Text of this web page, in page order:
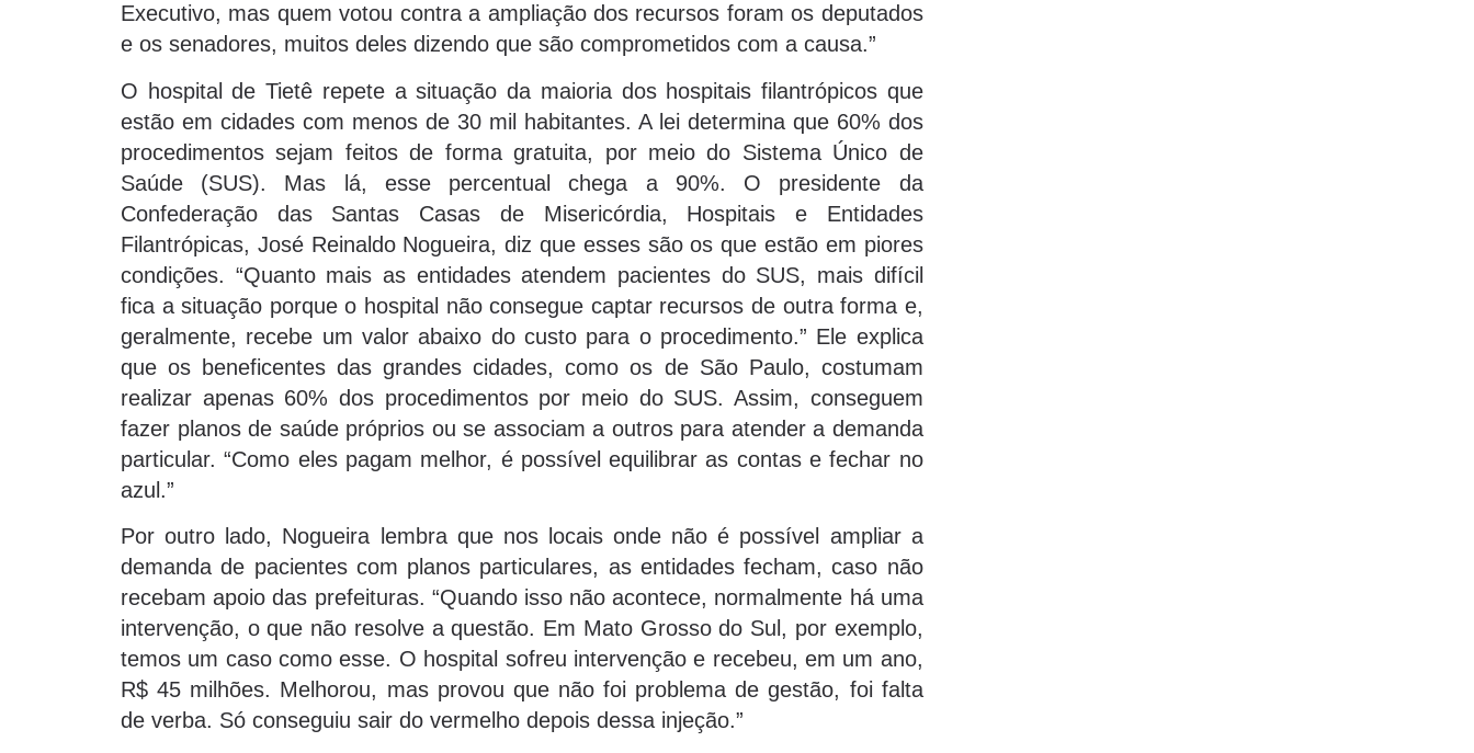
Executivo, mas quem votou contra a ampliação dos recursos foram os deputados
e os senadores, muitos deles dizendo que são comprometidos com a causa.”
O hospital de Tietê repete a situação da maioria dos hospitais filantrópicos que
estão em cidades com menos de 30 mil habitantes. A lei determina que 60% dos
procedimentos sejam feitos de forma gratuita, por meio do Sistema Único de
Saúde (SUS). Mas lá, esse percentual chega a 90%. O presidente da
Confederação das Santas Casas de Misericórdia, Hospitais e Entidades
Filantrópicas, José Reinaldo Nogueira, diz que esses são os que estão em piores
condições. “Quanto mais as entidades atendem pacientes do SUS, mais difícil
fica a situação porque o hospital não consegue captar recursos de outra forma e,
geralmente, recebe um valor abaixo do custo para o procedimento.” Ele explica
que os beneficentes das grandes cidades, como os de São Paulo, costumam
realizar apenas 60% dos procedimentos por meio do SUS. Assim, conseguem
fazer planos de saúde próprios ou se associam a outros para atender a demanda
particular. “Como eles pagam melhor, é possível equilibrar as contas e fechar no
azul.”
Por outro lado, Nogueira lembra que nos locais onde não é possível ampliar a
demanda de pacientes com planos particulares, as entidades fecham, caso não
recebam apoio das prefeituras. “Quando isso não acontece, normalmente há uma
intervenção, o que não resolve a questão. Em Mato Grosso do Sul, por exemplo,
temos um caso como esse. O hospital sofreu intervenção e recebeu, em um ano,
R$ 45 milhões. Melhorou, mas provou que não foi problema de gestão, foi falta
de verba. Só conseguiu sair do vermelho depois dessa injeção.”